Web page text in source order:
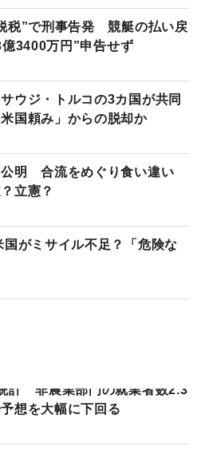
税”で刑事告発 競艇の払い戻
億3400万円”申告せず
ウジ・トルコの3カ国が共同
国頼み」からの脱却か
公明 合流をめぐり食い違い
立憲？
国がミサイル不足？「危険な
計 非農業部門の就業者数2.3
想を大幅に下回る